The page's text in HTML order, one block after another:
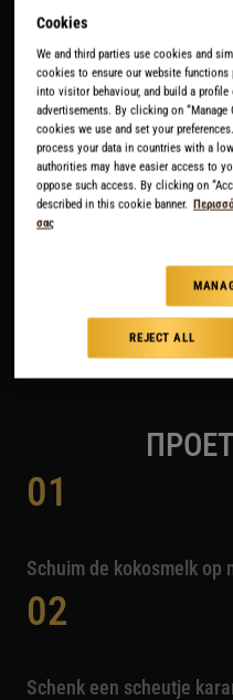
Μερίδες:
ΛΗΨΗ
Υλικά
1 kopje intense L' OR
Een scheutje Monin
ΔΕΊΤΕ ΠΕΡΙΣΣΌΤΕΡΑ
01
Schuim de kokosmelk op
02
Schenk een scheutje
Cookies
We and third parties use cookies and
cookies to ensure our website functions
into visitor behaviour, and build a
advertisements. By clicking on
cookies we use and set your
process your data in countries with a
authorities may have easier access to
oppose such access. By clicking on
described in this cookie banner.
σας
REJECT ALL